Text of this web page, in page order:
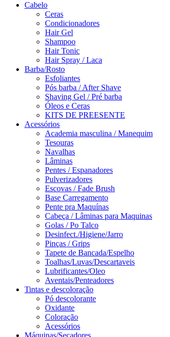
Cabelo
Ceras
Condicionadores
Hair Gel
Shampoo
Hair Tonic
Hair Spray / Laca
Barba/Rosto
Esfoliantes
Pós barba / After Shave
Shaving Gel / Pré barba
Óleos e Ceras
KITS DE PREESENTE
Acessórios
Academia masculina / Manequim
Tesouras
Navalhas
Lâminas
Pentes / Espanadores
Pulverizadores
Escovas / Fade Brush
Base Carregamento
Pente pra Maquínas
Cabeça / Lâminas para Maquinas
Golas / Po Talco
Desinfect./Higiene/Jarro
Pinças / Grips
Tapete de Bancada/Espelho
Toalhas/Luvas/Descartaveis
Lubrificantes/Oleo
Aventais/Penteadores
Tintas e descoloração
Pó descolorante
Oxidante
Coloração
Acessórios
Máquinas/Secadores